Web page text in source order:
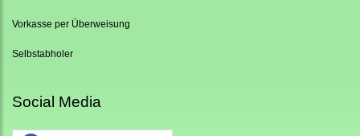
Vorkasse per Überweisung
Selbstabholer
Social Media